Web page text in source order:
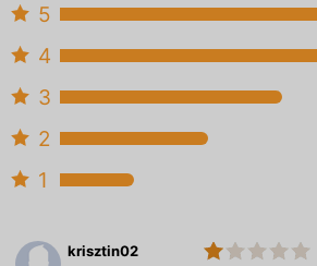
5
4
3
2
1
krisztin02
1.0